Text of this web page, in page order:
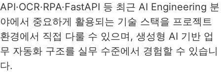
API·OCR·RPA·FastAPI 등 최근 AI Engineering 분
야에서 중요하게 활용되는 기술 스택을 프로젝트
환경에서 직접 다룰 수 있으며, 생성형 AI 기반 업
무 자동화 구조를 실무 수준에서 경험할 수 있습니
다.